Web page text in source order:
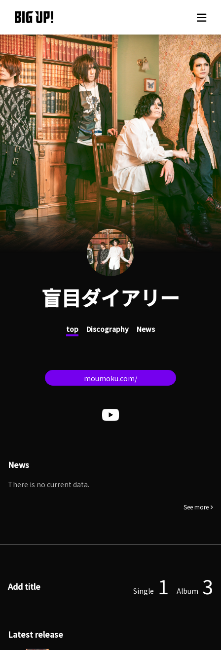
About BIG UP!
News
Rate plan
support
Usage flow
Questions
盲目ダイアリー
top Discography News
moumoku.com/
News
There is no current data.
See more
Add title Single 1 Album 3
Latest release